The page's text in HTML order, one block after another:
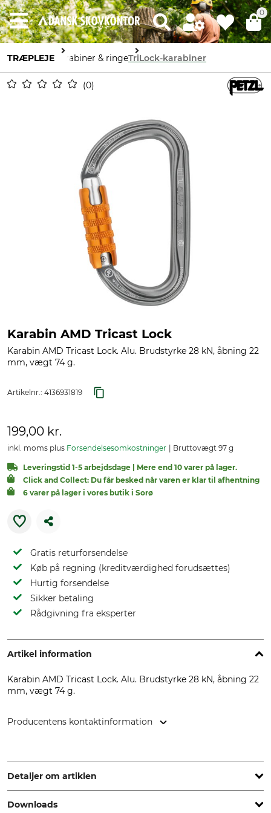
0
TRÆPLEJE Karabiner & ringeTriLock-karabiner
0
Karabin AMD Tricast Lock
Karabin AMD Tricast Lock. Alu. Brudstyrke 28 kN, åbning 22
mm, vægt 74 g.
Artikelnr.: 4136931819
199,00 kr.
inkl. moms plus Forsendelsesomkostninger Bruttovægt 97 g
Leveringstid 1-5 arbejdsdage | Mere end 10 varer på lager.
Click and Collect: Du får besked når varen er klar til afhentning
6 varer på lager i vores butik i Sorø
Gratis returforsendelse
Køb på regning (kreditværdighed forudsættes)
Hurtig forsendelse
Sikker betaling
Rådgivning fra eksperter
Artikel information
Karabin AMD Tricast Lock. Alu. Brudstyrke 28 kN, åbning 22
mm, vægt 74 g.
Producentens kontaktinformation
France, www.petzl.com
Detaljer om artiklen
standard
Downloads